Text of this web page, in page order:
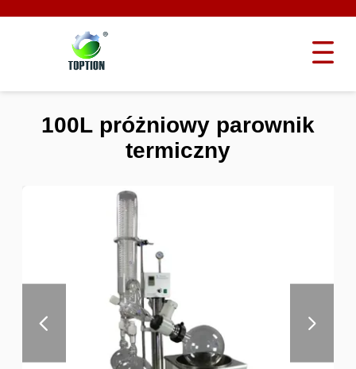
100L próżniowy parownik
termiczny